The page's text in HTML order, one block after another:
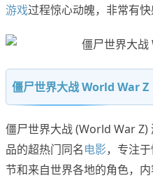
游戏过程惊心动魄，非常有快
僵尸世界大战 World War Z
僵尸世界大战 (World War Z)
品的超热门同名电影，专注
节和来自世界各地的角色，